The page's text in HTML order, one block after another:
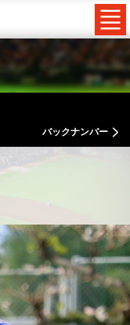
バックナンバー